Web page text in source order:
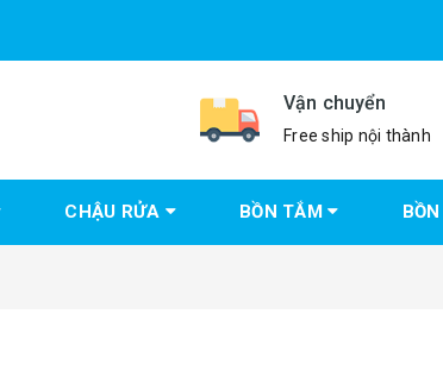
Vận chuyển
Free ship nội thành
CHẬU RỬA BỒN TẮM